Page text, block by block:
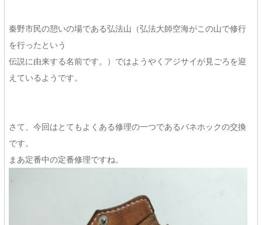
秦野市民の憩いの場である弘法山（弘法大師空海がこの山で修行
を行ったという
伝説に由来する名前です。）ではようやくアジサイが見ごろを迎
えているようです。
さて、今回はとてもよくある修理の一つであるバネホックの交換
です。
まあ定番中の定番修理ですね。